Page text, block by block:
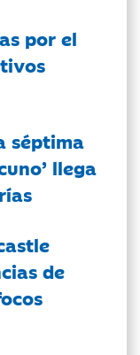
por el
séptima
llega
de